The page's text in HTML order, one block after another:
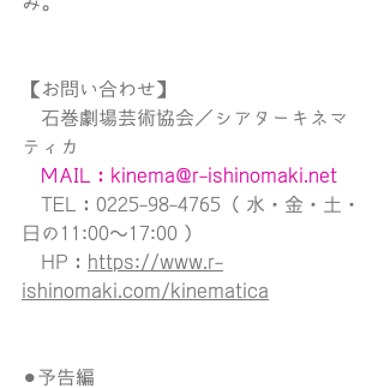
【お問い合わせ】
石巻劇場芸術協会／シアターキネマ
ティカ
MAIL：kinema@r-ishinomaki.net
TEL：0225-98-4765（ 水・金・土・
日の11:00〜17:00 ）
HP： https://www.r-
ishinomaki.com/kinematica
⚫︎予告編